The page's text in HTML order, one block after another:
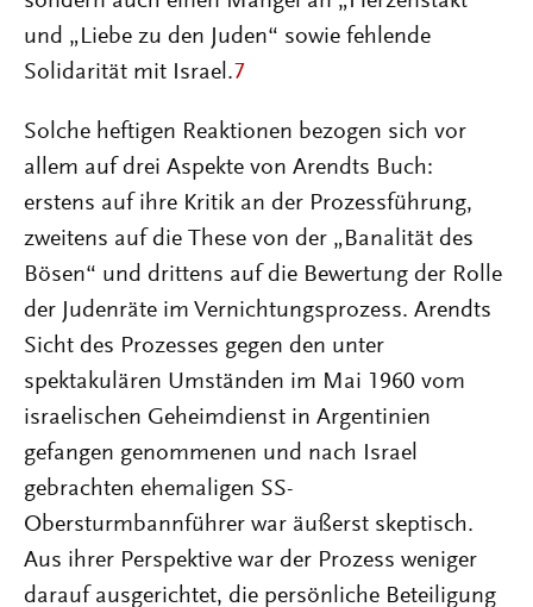
und „Liebe zu den Juden“ sowie fehlende
Solidarität mit Israel.7
Solche heftigen Reaktionen bezogen sich vor
allem auf drei Aspekte von Arendts Buch:
erstens auf ihre Kritik an der Prozessführung,
zweitens auf die These von der „Banalität des
Bösen“ und drittens auf die Bewertung der Rolle
der Judenräte im Vernichtungsprozess. Arendts
Sicht des Prozesses gegen den unter
spektakulären Umständen im Mai 1960 vom
israelischen Geheimdienst in Argentinien
gefangen genommenen und nach Israel
gebrachten ehemaligen SS-
Obersturmbannführer war äußerst skeptisch.
Aus ihrer Perspektive war der Prozess weniger
darauf ausgerichtet, die persönliche Beteiligung